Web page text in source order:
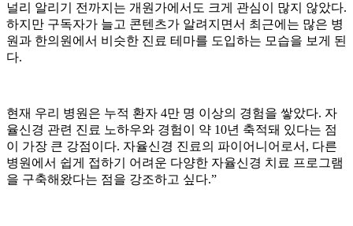
널리 알리기 전까지는 개원가에서도 크게 관심이 많지 않았다.
하지만 구독자가 늘고 콘텐츠가 알려지면서 최근에는 많은 병
원과 한의원에서 비슷한 진료 테마를 도입하는 모습을 보게 된
다.
현재 우리 병원은 누적 환자 4만 명 이상의 경험을 쌓았다. 자
율신경 관련 진료 노하우와 경험이 약 10년 축적돼 있다는 점
이 가장 큰 강점이다. 자율신경 진료의 파이어니어로서, 다른
병원에서 쉽게 접하기 어려운 다양한 자율신경 치료 프로그램
을 구축해왔다는 점을 강조하고 싶다.”